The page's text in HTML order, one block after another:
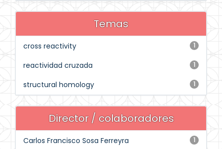
Temas
1
cross reactivity
1
reactividad cruzada
1
structural homology
Director / colaboradores
1
Carlos Francisco Sosa Ferreyra